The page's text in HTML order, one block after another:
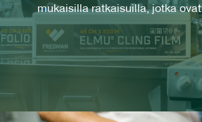
mukaisilla ratkaisuilla, jotka ovat